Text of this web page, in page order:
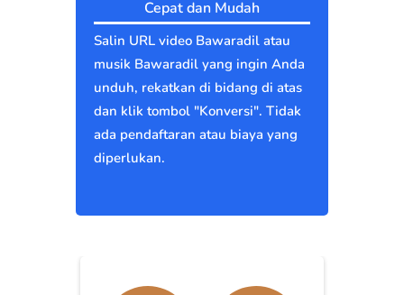
Cepat dan Mudah
Salin URL video Bawaradil atau
musik Bawaradil yang ingin Anda
unduh, rekatkan di bidang di atas
dan klik tombol "Konversi". Tidak
ada pendaftaran atau biaya yang
diperlukan.